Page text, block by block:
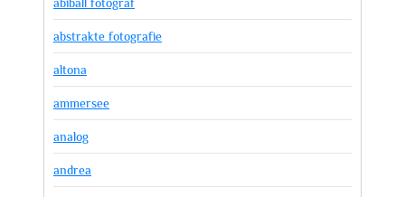
abstrakte fotografie
altona
ammersee
analog
andrea